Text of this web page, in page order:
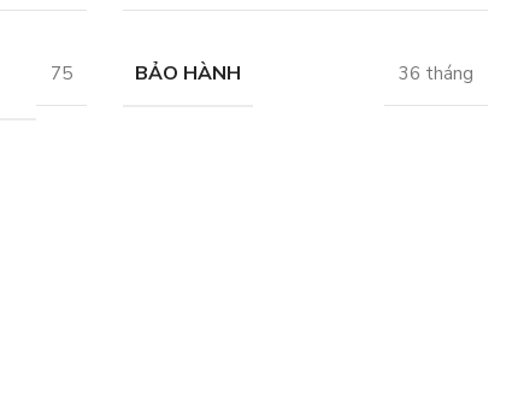
75 BẢO HÀNH 36 tháng